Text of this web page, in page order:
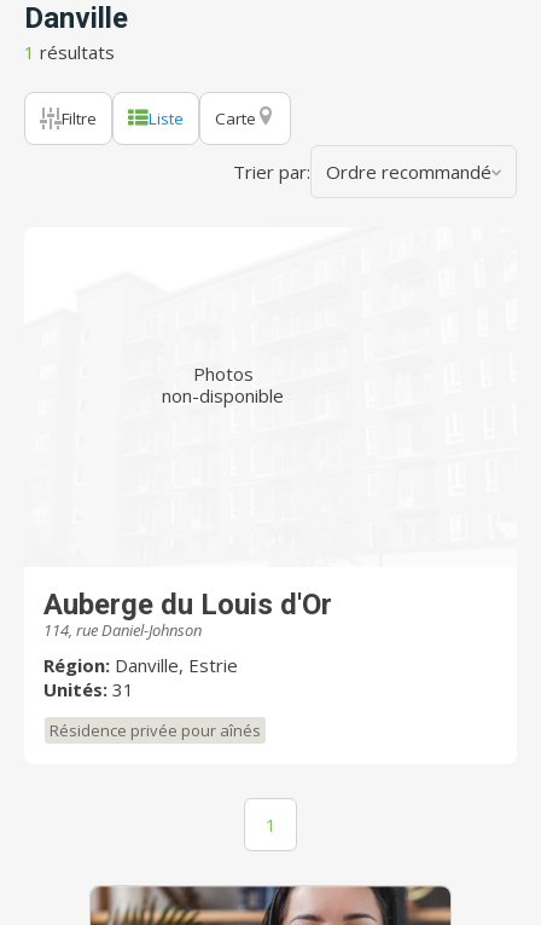
Danville
1 résultats
Filtre Liste Carte
Trier par: Ordre recommandé
Photos
non-disponible
Auberge du Louis d'Or
114, rue Daniel-Johnson
Région: Danville, Estrie
Unités: 31
Résidence privée pour aînés
1